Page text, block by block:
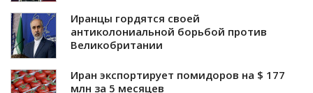
Иранцы гордятся своей
антиколониальной борьбой против
Великобритании
Иран экспортирует помидоров на $ 177
млн за 5 месяцев